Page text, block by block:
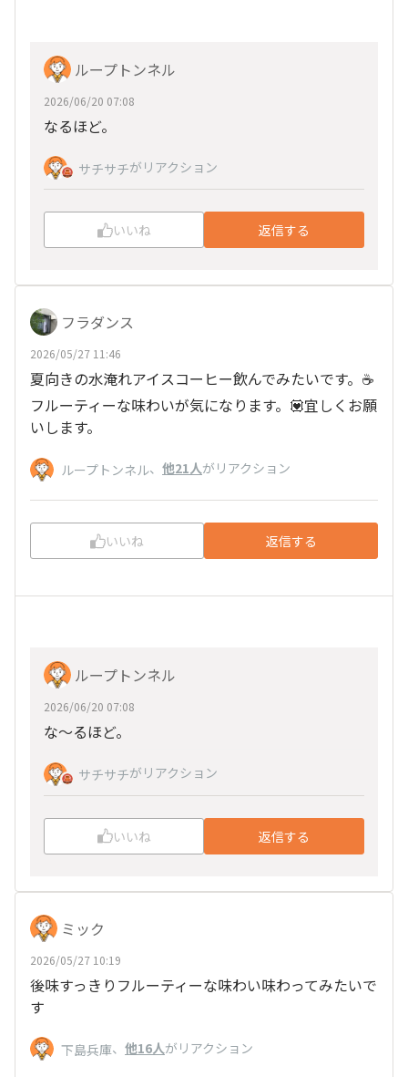
ループトンネル
2026/06/20 07:08
なるほど。
サチサチがリアクション
いいね 返信する
フラダンス
2026/05/27 11:46
夏向きの水淹れアイスコーヒー飲んでみたいです。☕
フルーティーな味わいが気になります。💟宜しくお願
いします。
ループトンネル、 他21人がリアクション
いいね 返信する
ループトンネル
2026/06/20 07:08
な～るほど。
サチサチがリアクション
いいね 返信する
ミック
2026/05/27 10:19
後味すっきりフルーティーな味わい味わってみたいで
す
下島兵庫、 他16人がリアクション